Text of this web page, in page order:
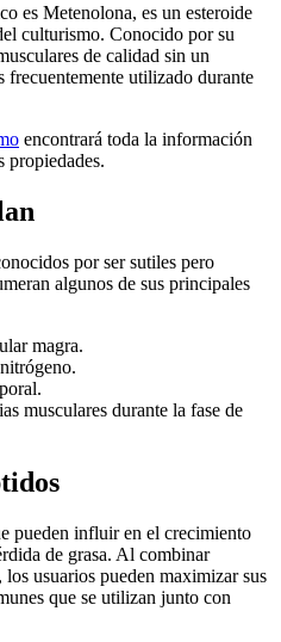
es Metenolona, es un esteroide
culturismo. Conocido por su
de calidad sin un
frecuentemente utilizado durante
encontrará toda la información
propiedades.
por ser sutiles pero
algunos de sus principales
magra.
musculares durante la fase de
pueden influir en el crecimiento
de grasa. Al combinar
usuarios pueden maximizar sus
que se utilizan junto con